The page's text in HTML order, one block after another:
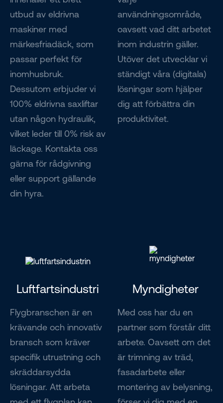
utbud av eldrivna
maskiner med
märkesfriadäck, som
passar perfekt för
inomhusbruk.
Dessutom erbjuder vi
100% eldrivna saxliftar
utan någon hydraulik,
vilket leder till 0% risk av
läckage. Kontakta oss
gärna för rådgivning
eller support gällande
din hyra.
användningsområde,
oavsett vad ditt arbetet
inom industrin gäller.
Utöver det utvecklar vi
ständigt våra (digitala)
lösningar som hjälper
dig att förbättra din
produktivitet.
Luftfartsindustri
Flygbranschen är en
krävande och innovativ
bransch som kräver
specifik utrustning och
skräddarsydda
lösningar. Att arbeta
Myndigheter
Med oss har du en
partner som förstår ditt
arbete. Oavsett om det
är trimning av träd,
fasadarbete eller
montering av belysning,